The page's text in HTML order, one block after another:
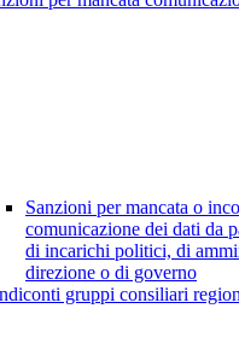
Sanzioni per mancata o
comunicazione dei dati da
di incarichi politici, di
direzione o di governo
gruppi consiliari